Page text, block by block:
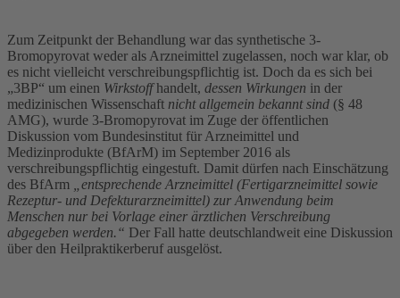
Zum Zeitpunkt der Behandlung war das synthetische 3-
Bromopyrovat weder als Arzneimittel zugelassen, noch war klar, ob
es nicht vielleicht verschreibungspflichtig ist. Doch da es sich bei
„3BP“ um einen Wirkstoffhandelt, dessen Wirkungen in der
medizinischen Wissenschaft nicht allgemein bekannt sind (§ 48
AMG), wurde 3-Bromopyrovat im Zuge der öffentlichen
Diskussion vom Bundesinstitut für Arzneimittel und
Medizinprodukte (BfArM) im September 2016 als
verschreibungspflichtig eingestuft. Damit dürfen nach Einschätzung
des BfArm
„entsprechende Arzneimittel (Fertigarzneimittel sowie
Rezeptur- und Defekturarzneimittel) zur Anwendung beim
Menschen nur bei Vorlage einer ärztlichen Verschreibung
abgegeben werden.“ Der Fall hatte deutschlandweit eine Diskussion
über den Heilpraktikerberuf ausgelöst.